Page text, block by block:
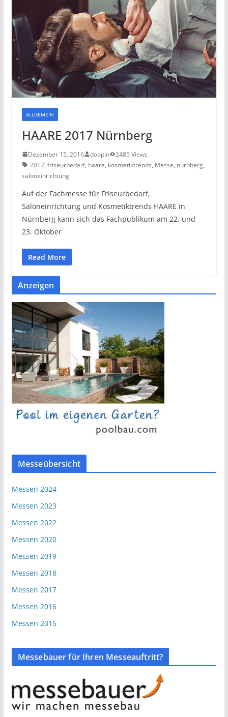
ALLGEMEIN
HAARE 2017 Nürnberg
Dezember 15, 2016 doopin
2485 Views
2017, friseurbedarf, haare, kosmetiktrends, Messe, nürnberg,
saloneinrichtung
Auf der Fachmesse für Friseurbedarf,
Saloneinrichtung und Kosmetiktrends HAARE in
Nürnberg kann sich das Fachpublikum am 22. und
23. Oktober
Read More
Anzeigen
Messeübersicht
Messen 2024
Messen 2023
Messen 2022
Messen 2020
Messen 2019
Messen 2018
Messen 2017
Messen 2016
Messen 2015
Messebauer für Ihren Messeauftritt?